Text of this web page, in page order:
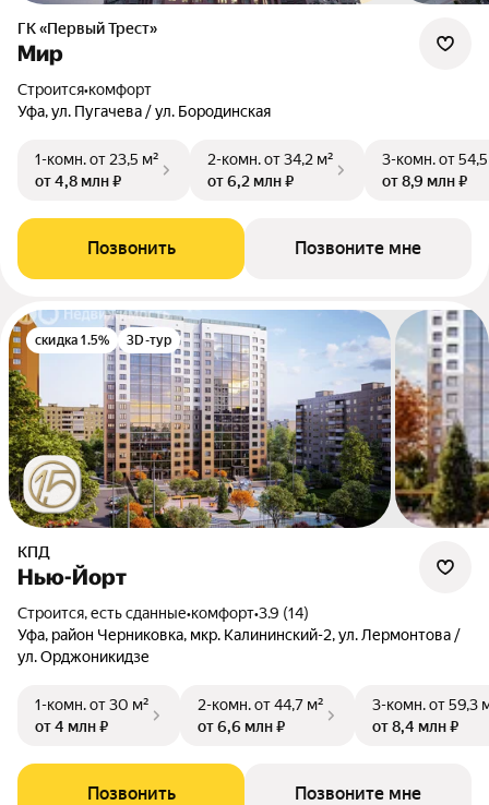
ГК «Первый Трест»
Мир
Строится•комфорт
Уфа, ул. Пугачева / ул. Бородинская
1-комн.от 23,5 м²
от 4,8 млн ₽
2-комн.от 34,2 м²
от 6,2 млн ₽
3-комн.от
от 8,9 млн ₽
Позвонить Позвоните мне
скидка 1.5% 3D-тур
КПД
Нью-Йорт
Строится, есть сданные•комфорт•3.9 (14)
Уфа, район Черниковка, мкр. Калининский-2, ул. Лермонтова /
ул. Орджоникидзе
1-комн.от 30 м²
от 4 млн ₽
2-комн.от 44,7 м²
от 6,6 млн ₽
3-комн.от 59,3
от 8,4 млн ₽
Позвонить Позвоните мне